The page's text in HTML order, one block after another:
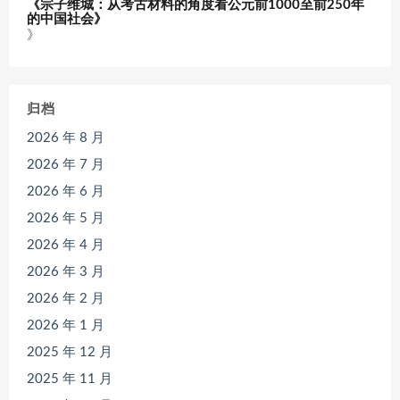
《宗子维城：从考古材料的角度看公元前1000至前250年
的中国社会》
》
归档
2026 年 8 月
2026 年 7 月
2026 年 6 月
2026 年 5 月
2026 年 4 月
2026 年 3 月
2026 年 2 月
2026 年 1 月
2025 年 12 月
2025 年 11 月